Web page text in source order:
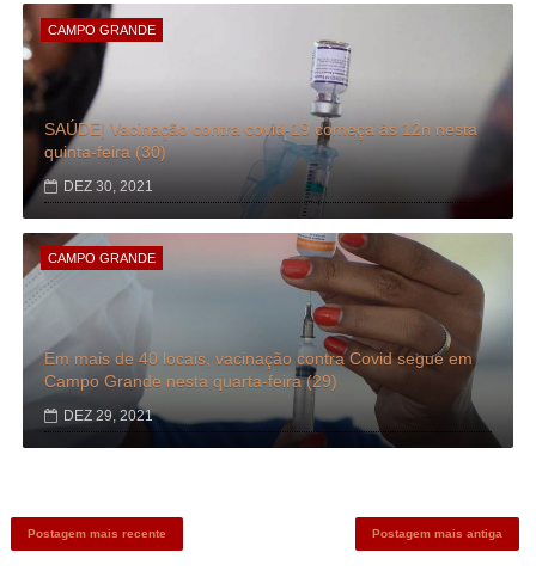
CAMPO GRANDE
SAÚDE| Vacinação contra covid-19 começa às 12h nesta
quinta-feira (30)
DEZ 30, 2021
CAMPO GRANDE
Em mais de 40 locais, vacinação contra Covid segue em
Campo Grande nesta quarta-feira (29)
DEZ 29, 2021
Postagem mais recente Postagem mais antiga